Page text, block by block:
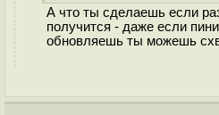
А что ты сделаешь если
получится - даже если
обновляешь ты можешь